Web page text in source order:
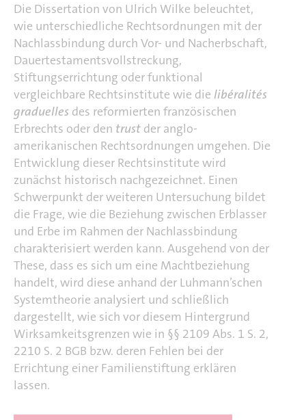
Die Dissertation von Ulrich Wilke beleuchtet,
wie unterschiedliche Rechtsordnungen mit der
Nachlassbindung durch Vor- und Nacherbschaft,
Dauertestamentsvollstreckung,
Stiftungserrichtung oder funktional
vergleichbare Rechtsinstitute wie die libéralités
graduelles des reformierten französischen
Erbrechts oder den trust der anglo-
amerikanischen Rechtsordnungen umgehen. Die
Entwicklung dieser Rechtsinstitute wird
zunächst historisch nachgezeichnet. Einen
Schwerpunkt der weiteren Untersuchung bildet
die Frage, wie die Beziehung zwischen Erblasser
und Erbe im Rahmen der Nachlassbindung
charakterisiert werden kann. Ausgehend von der
These, dass es sich um eine Machtbeziehung
handelt, wird diese anhand der Luhmann’schen
Systemtheorie analysiert und schließlich
dargestellt, wie sich vor diesem Hintergrund
Wirksamkeitsgrenzen wie in §§ 2109 Abs. 1 S. 2,
2210 S. 2 BGB bzw. deren Fehlen bei der
Errichtung einer Familienstiftung erklären
lassen.